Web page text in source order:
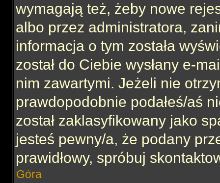
wymagają też, żeby nowe
albo przez administratora,
informacja o tym została
został do Ciebie wysłany e-
nim zawartymi. Jeżeli nie
prawdopodobnie podałeś/aś
został zaklasyfikowany jako
jesteś pewny/a, że podany
prawidłowy, spróbuj
Góra